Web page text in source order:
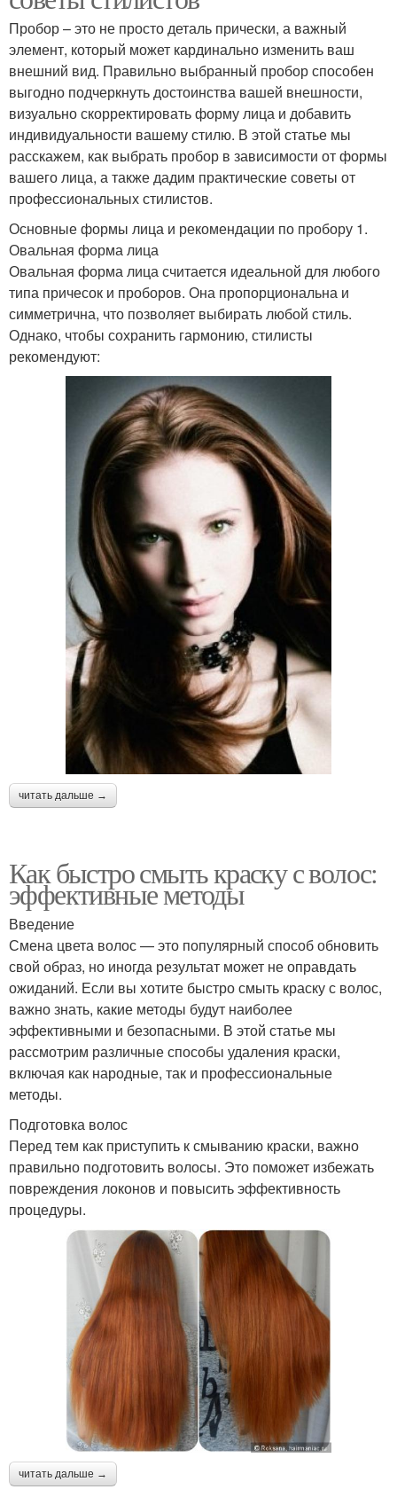
Пробор – это не просто деталь прически, а важный
элемент, который может кардинально изменить ваш
внешний вид. Правильно выбранный пробор способен
выгодно подчеркнуть достоинства вашей внешности,
визуально скорректировать форму лица и добавить
индивидуальности вашему стилю. В этой статье мы
расскажем, как выбрать пробор в зависимости от формы
вашего лица, а также дадим практические советы от
профессиональных стилистов.
Основные формы лица и рекомендации по пробору 1.
Овальная форма лица
Овальная форма лица считается идеальной для любого
типа причесок и проборов. Она пропорциональна и
симметрична, что позволяет выбирать любой стиль.
Однако, чтобы сохранить гармонию, стилисты
рекомендуют:
читать дальше →
Как быстро смыть краску с волос:
эффективные методы
Введение
Смена цвета волос — это популярный способ обновить
свой образ, но иногда результат может не оправдать
ожиданий. Если вы хотите быстро смыть краску с волос,
важно знать, какие методы будут наиболее
эффективными и безопасными. В этой статье мы
рассмотрим различные способы удаления краски,
включая как народные, так и профессиональные
методы.
Подготовка волос
Перед тем как приступить к смыванию краски, важно
правильно подготовить волосы. Это поможет избежать
повреждения локонов и повысить эффективность
процедуры.
читать дальше →